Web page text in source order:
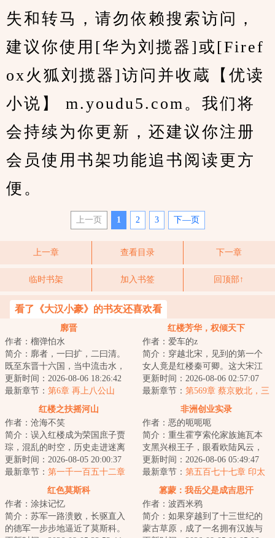
失和转马，请勿依赖搜索访问，
建议你使用[华为刘揽器]或[Firef
ox火狐刘揽器]访问并收蔵【优读
小说】 m.youdu5.com。我们将
会持续为你更新，还建议你注册
会员使用书架功能追书阅读更方
便。
上一页 1 2 3 下—页
上一章 查看目录 下一章
临时书架 加入书签 回顶部↑
看了《大汉小豪》的书友还喜欢看
廓晋
作者：榴弹怕水
简介：廓者，一曰扩，二曰清。
既至东晋十六国，当中流击水，
矢志北伐，先驱中原五胡，再扫
朝堂士族门阀。...
更新时间：2026-08-06 18:26:42
最新章节： 第6章 再上八公山
红楼芳华，权倾天下
作者：爱车的z
简介：穿越北宋，见到的第一个
女人竟是红楼秦可卿。这大宋江
山，亦如红楼将倾我堂堂清河县
一霸，仗着一手...
更新时间：2026-08-06 02:57:07
最新章节： 第569章 蔡京败北，三
泉映月，西门宅大丰收！
红楼之扶摇河山
作者：沧海不笑
简介：误入红楼成为荣国庶子贾
琮，混乱的时空，历史走进迷离
支路，无数彪炳史册的英士人
杰，湮没在时光的...
更新时间：2026-08-05 20:00:37
最新章节： 第一千一百五十二章
非洲创业实录
作者：恶的呃呃呃
简介：重生霍亨索伦家族施瓦本
支黑兴根王子，眼看欧陆风云，
大战将起，这欧陆不待也罢。东
非圈地，移民开...
更新时间：2026-08-06 05:49:47
最新章节： 第五百七十七章 印太
红色莫斯科
作者：涂抹记忆
简介：苏军一路溃败，长驱直入
的德军一步步地逼近了莫斯科。
篡蒙：我岳父是成吉思汗
作者：波西米鸦
简介：如果穿越到了十三世纪的
蒙古草原，成了一名拥有汉族与